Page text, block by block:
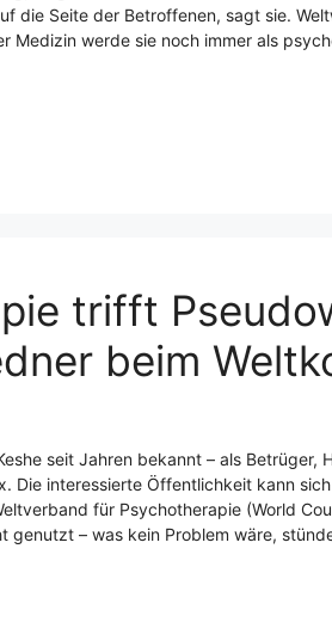
die Seite der Betroffenen, sagt sie.
Medizin werde sie noch immer als
trifft
beim
seit Jahren bekannt – als
Die interessierte Öffentlichkeit kann
für Psychotherapie (World
genutzt – was kein Problem wäre,